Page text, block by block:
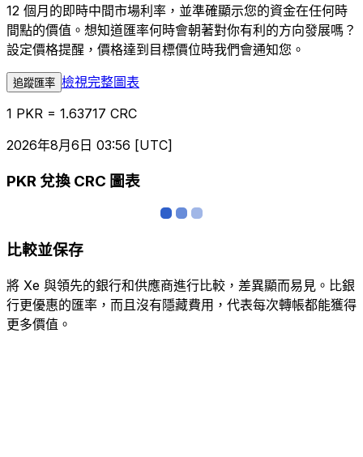
12 個月的即時中間市場利率，並準確顯示您的資金在任何時
間點的價值。想知道匯率何時會朝著對你有利的方向發展嗎？
設定價格提醒，價格達到目標價位時我們會通知您。
追蹤匯率 檢視完整圖表
1 PKR = 1.63717 CRC
2026年8月6日 03:56 [UTC]
PKR 兌換 CRC 圖表
比較並保存
將 Xe 與領先的銀行和供應商進行比較，差異顯而易見。比銀
行更優惠的匯率，而且沒有隱藏費用，代表每次轉帳都能獲得
更多價值。